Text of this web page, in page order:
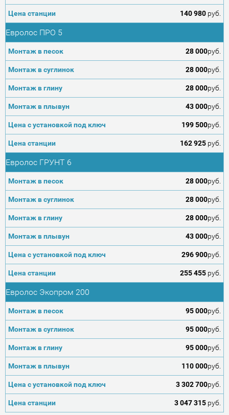
140 980 руб.
Евролос ПРО 5
28 000руб.
28 000руб.
28 000руб.
43 000руб.
199 500руб.
162 925 руб.
Евролос ГРУНТ 6
28 000руб.
28 000руб.
28 000руб.
43 000руб.
296 900руб.
255 455 руб.
Евролос Экопром 200
95 000руб.
95 000руб.
95 000руб.
110 000руб.
3 302 700руб.
3 047 315 руб.